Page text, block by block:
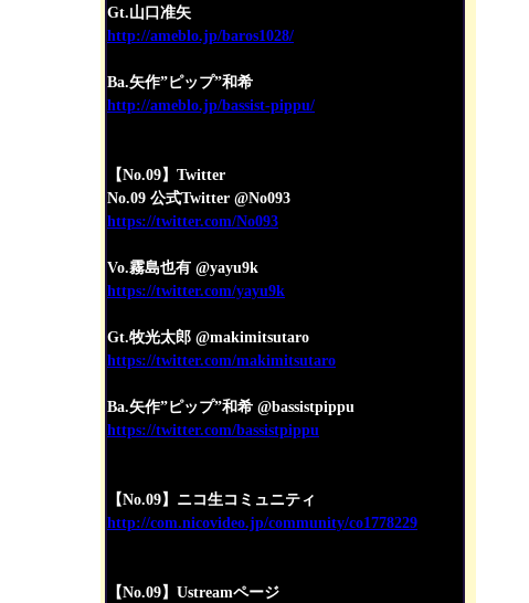
Gt.山口准矢
http://ameblo.jp/baros1028/
Ba.矢作”ピップ”和希
http://ameblo.jp/bassist-pippu/
【No.09】Twitter
No.09 公式Twitter @No093
https://twitter.com/No093
Vo.霧島也有 @yayu9k
https://twitter.com/yayu9k
Gt.牧光太郎 @makimitsutaro
https://twitter.com/makimitsutaro
Ba.矢作”ピップ”和希 @bassistpippu
https://twitter.com/bassistpippu
【No.09】ニコ生コミュニティ
http://com.nicovideo.jp/community/co1778229
【No.09】Ustreamページ